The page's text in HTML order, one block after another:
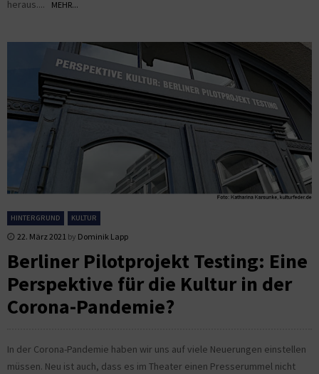
heraus....
MEHR...
HINTERGRUND KULTUR
22. März 2021 by Dominik Lapp
Berliner Pilotprojekt Testing: Eine
Perspektive für die Kultur in der
Corona-Pandemie?
In der Corona-Pandemie haben wir uns auf viele Neuerungen einstellen
müssen. Neu ist auch, dass es im Theater einen Presserummel nicht